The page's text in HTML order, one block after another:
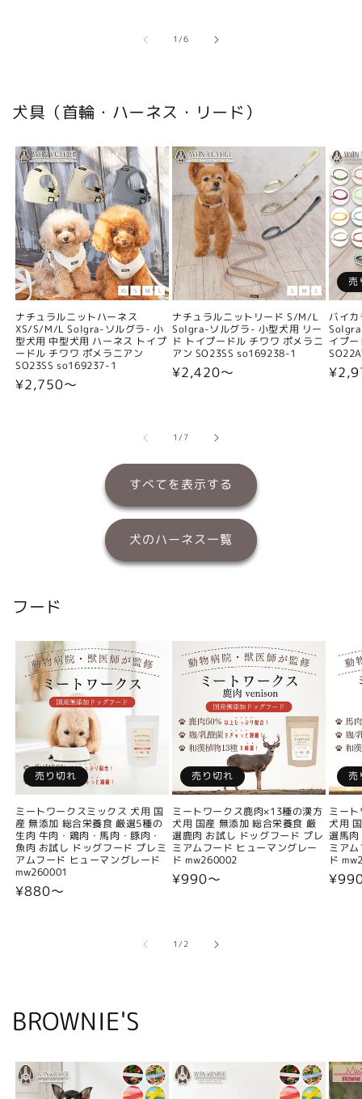
1/の
6
犬具（首輪・ハーネス・リード）
ナチュラルニットハーネス
XS/S/M/L Solgra-ソルグラ- 小
型犬用 中型犬用 ハーネス トイプ
ードル チワワ ポメラニアン
SO23SS so169237-1
通
¥2,750〜
ナチュラルニットリード S/M/L
Solgra-ソルグラ- 小型犬用 リー
ド トイプードル チワワ ポメラニ
アン SO23SS so169238-1
通
¥2,420〜
売
バイ
イプ
通
1/の
7
すべてを表示する
犬のハーネス一覧
フード
売り切れ
ミートワークスミックス 犬用 国
産 無添加 総合栄養食 厳選5種の
生肉 牛肉・鶏肉・馬肉・豚肉・
魚肉 お試し ドッグフード プレミ
アムフード ヒューマングレード
mw260001
通
¥880〜
売り切れ
ミートワークス鹿肉×13種の漢方
犬用 国産 無添加 総合栄養食 厳
選鹿肉 お試し ドッグフード プレ
ミアムフード ヒューマングレー
ド mw260002
通
¥990〜
売
ミー
犬用
選馬
ミア
ド
通
1/の
2
BROWNIE'S